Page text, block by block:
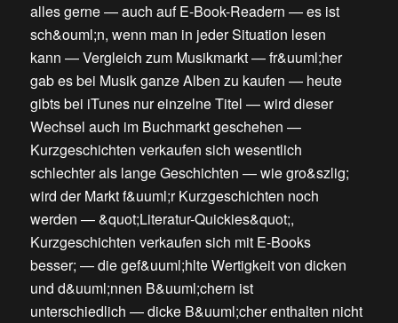
alles gerne—auch auf E-Book-Readern —es ist
sch&ouml;n, wenn man in jeder Situation lesen
kann —Vergleich zum Musikmarkt—fr&uuml;her
gab es bei Musik ganze Alben zu kaufen — heute
gibts bei iTunes nur einzelne Titel —wird dieser
Wechsel auch im Buchmarkt geschehen —
Kurzgeschichten verkaufen sich wesentlich
schlechter als lange Geschichten —wie gro&szlig;
wird der Markt f&uuml;r Kurzgeschichten noch
werden —&quot;Literatur-Quickies&quot;,
Kurzgeschichten verkaufen sich mit E-Books
besser; —die gef&uuml;hlte Wertigkeit von dicken
und d&uuml;nnen B&uuml;chern ist
unterschiedlich —dicke B&uuml;cher enthalten nicht